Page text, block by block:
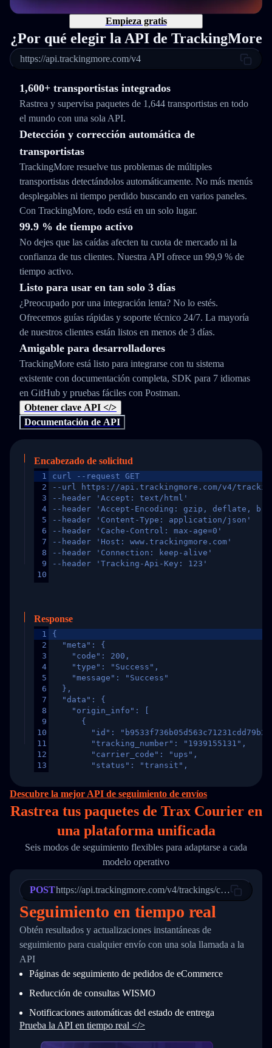
Empieza gratis
¿Por qué elegir la API de TrackingMore
https://api.trackingmore.com/v4
1,600+ transportistas integrados
Rastrea y supervisa paquetes de 1,644 transportistas en todo
el mundo con una sola API.
Detección y corrección automática de
transportistas
TrackingMore resuelve tus problemas de múltiples
transportistas detectándolos automáticamente. No más menús
desplegables ni tiempo perdido buscando en varios paneles.
Con TrackingMore, todo está en un solo lugar.
99.9 % de tiempo activo
No dejes que las caídas afecten tu cuota de mercado ni la
confianza de tus clientes. Nuestra API ofrece un 99,9 % de
tiempo activo.
Listo para usar en tan solo 3 días
¿Preocupado por una integración lenta? No lo estés.
Ofrecemos guías rápidas y soporte técnico 24/7. La mayoría
de nuestros clientes están listos en menos de 3 días.
Amigable para desarrolladores
TrackingMore está listo para integrarse con tu sistema
existente con documentación completa, SDK para 7 idiomas
en GitHub y pruebas fáciles con Postman.
Obtener clave API </>
Documentación de API
Encabezado de solicitud
1
2
3
4
5
6
7
8
9
10
curl --request GET
--url https://api.trackingmore.com/v4/trackings/
--header 'Accept: text/html'
--header 'Accept-Encoding: gzip, deflate,
--header 'Content-Type: application/json'
--header 'Cache-Control: max-age=0'
--header 'Host: www.trackingmore.com'
--header 'Connection: keep-alive'
--header 'Tracking-Api-Key: 123'
Response
1
2
3
4
5
6
7
8
9
10
11
12
13
16
17
21
24
26
27
28
29
32
34
{
  "meta": {
    "code": 200,
    "type": "Success",
    "message": "Success"
  },
  "data": {
    "origin_info": [
      {
"id":
        "tracking_number": "1939155131",
        "carrier_code": "ups",
        "status": "transit",
        "itemTimeLength": 2,
        "weblink": "",
        "phone": null,
        "trackinfo": [
          {
            "Date": "2017-03-08 04: 22: 00",
"StatusDescription": "Departed
          },
          {
            "Date": "2017-03-06 15:28:00",
"StatusDescription": "Shipment
"Details": "BEIJING-
          }
        ]
    ]
}
Descubre la mejor API de seguimiento de envíos
Rastrea tus paquetes de Trax Courier en
una plataforma unificada
Seis modos de seguimiento flexibles para adaptarse a cada
modelo operativo
POSThttps://api.trackingmore.com/v4/trackings/create
Seguimiento en tiempo real
Obtén resultados y actualizaciones instantáneas de
seguimiento para cualquier envío con una sola llamada a la
API
Páginas de seguimiento de pedidos de eCommerce
Reducción de consultas WISMO
Notificaciones automáticas del estado de entrega
Prueba la API en tiempo real </>